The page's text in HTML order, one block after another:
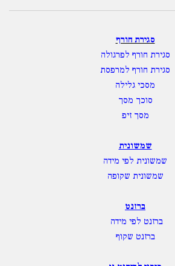
סגירת חורף לפרגולה
סגירת חורף למרפסת
מסכי גלילה
סוכך מסך
מסך זיפ
שמשונית לפי מידה
שמשונית שקופה
ברזנט לפי מידה
ברזנט שקוף